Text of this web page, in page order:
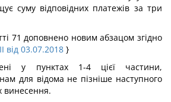
суму відповідних платежів за три
71 доповнено новим абзацом згідно
від 03.07.2018 }
у пунктах 1-4 цієї частини,
для відома не пізніше наступного
винесення.